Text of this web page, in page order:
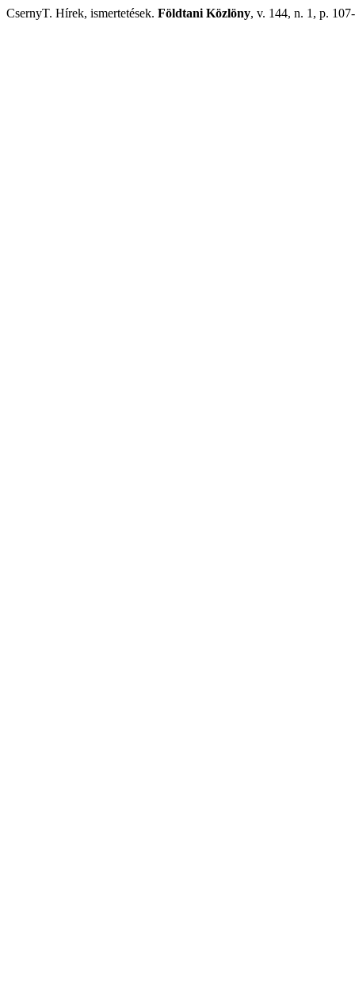
CsernyT. Hírek, ismertetések. Földtani Közlöny, v. 144, n. 1, p.